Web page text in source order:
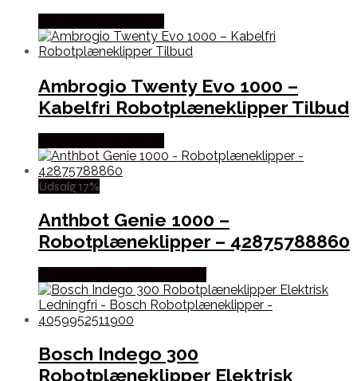
Ambrogio Twenty Evo 1000 –
Kabelfri Robotplæneklipper Tilbud
Udsalg 17%
Anthbot Genie 1000 –
Robotplæneklipper – 42875788860
Bosch Indego 300
Robotplæneklipper Elektrisk